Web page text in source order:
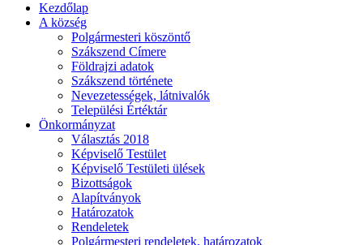
Kezdőlap
A község
Polgármesteri köszöntő
Szákszend Címere
Földrajzi adatok
Szákszend története
Nevezetességek, látnivalók
Települési Értéktár
Önkormányzat
Választás 2018
Képviselő Testület
Képviselő Testületi ülések
Bizottságok
Alapítványok
Határozatok
Rendeletek
Polgármesteri rendeletek, határozatok